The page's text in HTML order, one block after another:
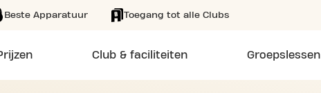
Beste Apparatuur Toegang tot alle Clubs
Club & faciliteiten Groepslessen